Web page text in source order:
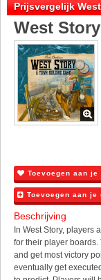
Prijsvergelijk
West
Toevoegen aan
Toevoegen aan
Beschrijving
In West Story, players
for their player
and get most victory
eventually get